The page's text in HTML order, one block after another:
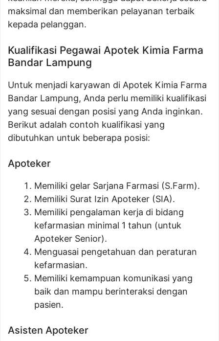
maksimal dan memberikan pelayanan terbaik
kepada pelanggan.
Kualifikasi Pegawai Apotek Kimia Farma
Bandar Lampung
Untuk menjadi karyawan di Apotek Kimia Farma
Bandar Lampung, Anda perlu memiliki kualifikasi
yang sesuai dengan posisi yang Anda inginkan.
Berikut adalah contoh kualifikasi yang
dibutuhkan untuk beberapa posisi:
Apoteker
Memiliki gelar Sarjana Farmasi (S.Farm).
Memiliki Surat Izin Apoteker (SIA).
Memiliki pengalaman kerja di bidang
kefarmasian minimal 1 tahun (untuk
Apoteker Senior).
Menguasai pengetahuan dan peraturan
kefarmasian.
Memiliki kemampuan komunikasi yang
baik dan mampu berinteraksi dengan
pasien.
Asisten Apoteker